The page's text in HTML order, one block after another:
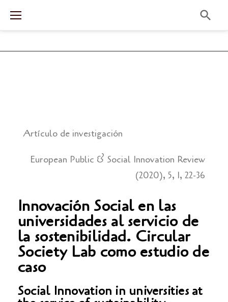
Artículo de investigación
European Public & Social Innovation Review
(2020), 5, 1, 22-36
Innovación Social en las
universidades al servicio de
la sostenibilidad. Circular
Society Lab como estudio de
caso
Social Innovation in universities at